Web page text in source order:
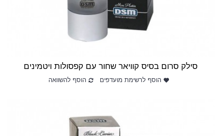
סילק סרום בסיס קוויאר שחור עם קפסולות ויטמינים
הוסף לרשימת מועדפים הוסף להשוואה